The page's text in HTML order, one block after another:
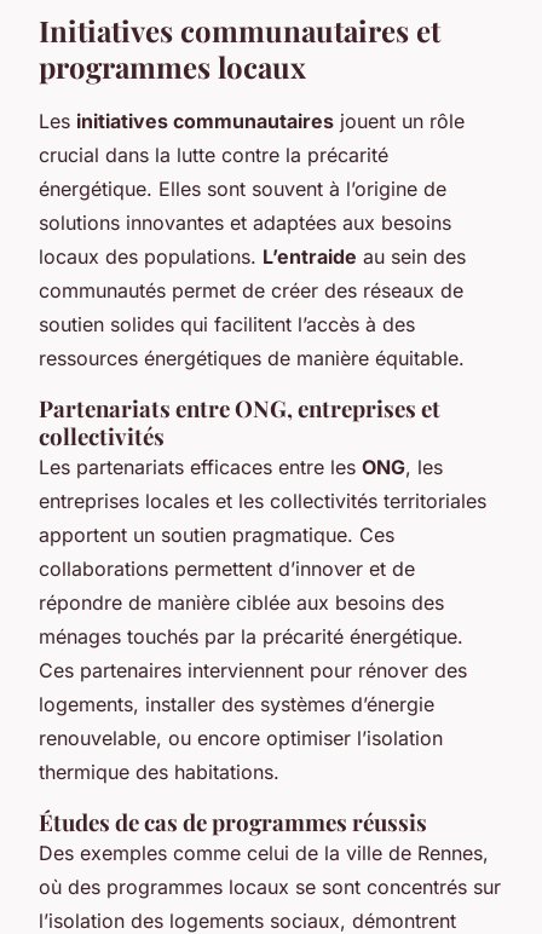
Initiatives communautaires et
programmes locaux
Les initiatives communautaires jouent un rôle
crucial dans la lutte contre la précarité
énergétique. Elles sont souvent à l’origine de
solutions innovantes et adaptées aux besoins
locaux des populations. L’entraide au sein des
communautés permet de créer des réseaux de
soutien solides qui facilitent l’accès à des
ressources énergétiques de manière équitable.
Partenariats entre ONG, entreprises et
collectivités
Les partenariats efficaces entre les ONG, les
entreprises locales et les collectivités territoriales
apportent un soutien pragmatique. Ces
collaborations permettent d’innover et de
répondre de manière ciblée aux besoins des
ménages touchés par la précarité énergétique.
Ces partenaires interviennent pour rénover des
logements, installer des systèmes d’énergie
renouvelable, ou encore optimiser l’isolation
thermique des habitations.
Études de cas de programmes réussis
Des exemples comme celui de la ville de Rennes,
où des programmes locaux se sont concentrés sur
l’isolation des logements sociaux, démontrent